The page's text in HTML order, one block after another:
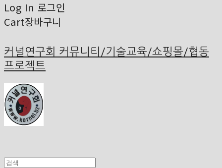
Log In 로그인
Cart장바구니
커널연구회 커뮤니티/기술교육/쇼핑몰/협동
프로젝트